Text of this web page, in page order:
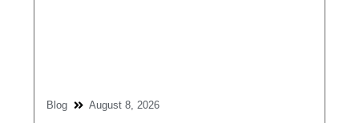
Blog August 8, 2026